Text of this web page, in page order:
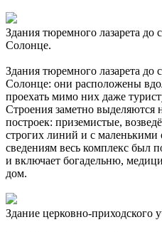
Здания тюремного лазарета до
Солонце.
Здания тюремного лазарета до
Солонце: они расположены
проехать мимо них даже
Строения заметно выделяются
построек: приземистые,
строгих линий и с
сведениям весь комплекс был
и включает богадельню,
дом.
Здание церковно-приходского